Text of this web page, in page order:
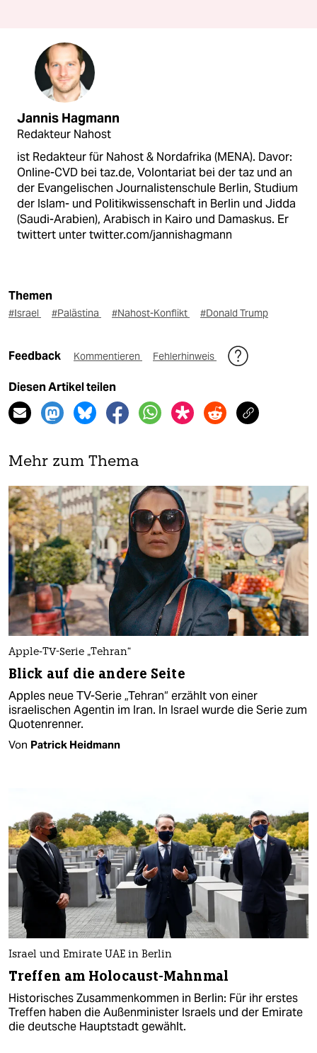
Jannis Hagmann
Redakteur Nahost
ist Redakteur für Nahost & Nordafrika (MENA). Davor:
Online-CVD bei taz.de, Volontariat bei der taz und an
der Evangelischen Journalistenschule Berlin, Studium
der Islam- und Politikwissenschaft in Berlin und Jidda
(Saudi-Arabien), Arabisch in Kairo und Damaskus. Er
twittert unter twitter.com/jannishagmann
Themen
#Israel #Palästina #Nahost-Konflikt #Donald Trump
Feedback Kommentieren Fehlerhinweis
Diesen Artikel teilen
Mehr zum Thema
Apple-TV-Serie „Tehran“
Blick auf die andere Seite
Apples neue TV-Serie „Tehran“ erzählt von einer
israelischen Agentin im Iran. In Israel wurde die Serie zum
Quotenrenner.
Von Patrick Heidmann
Israel und Emirate UAE in Berlin
Treffen am Holocaust-Mahnmal
Historisches Zusammenkommen in Berlin: Für ihr erstes
Treffen haben die Außenminister Israels und der Emirate
die deutsche Hauptstadt gewählt.